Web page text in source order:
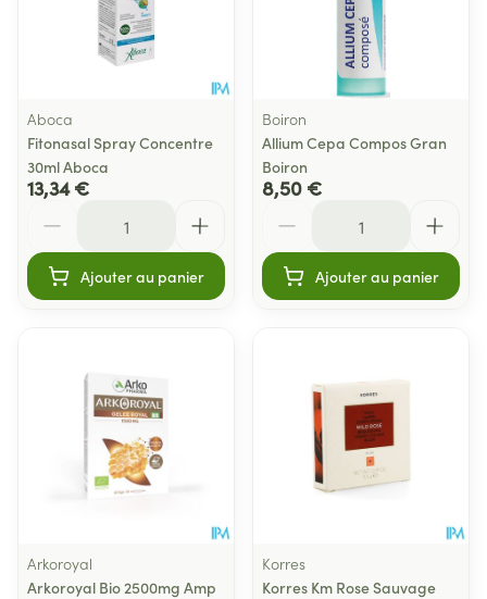
Aboca
Fitonasal Spray Concentre
30ml Aboca
13,34 €
Ajouter au panier
Boiron
Allium Cepa Compos Gran
Boiron
8,50 €
Ajouter au panier
Arkoroyal
Arkoroyal Bio 2500mg Amp
Korres
Korres Km Rose Sauvage